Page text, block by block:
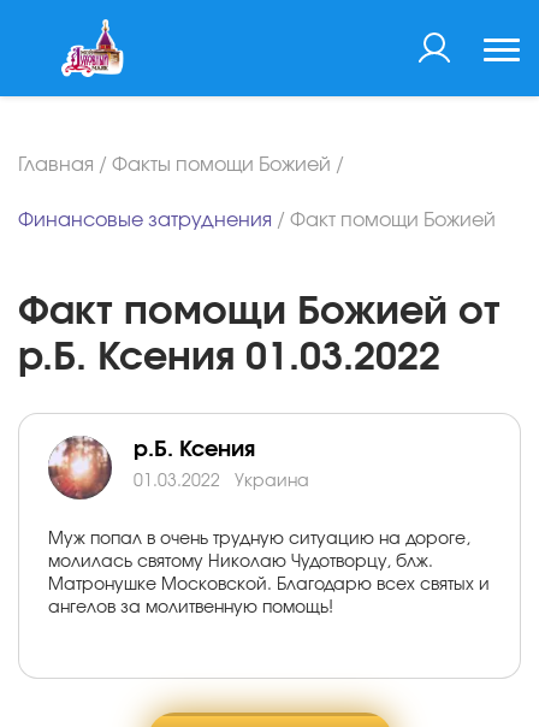
Главная / Факты помощи Божией /
Финансовые затруднения / Факт помощи Божией
Факт помощи Божией от
р.Б. Ксения 01.03.2022
р.Б. Ксения
01.03.2022 Украина
Муж попал в очень трудную ситуацию на дороге,
молилась святому Николаю Чудотворцу, блж.
Матронушке Московской. Благодарю всех святых и
ангелов за молитвенную помощь!